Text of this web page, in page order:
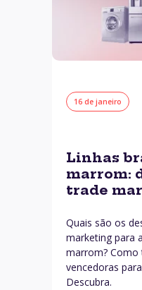
16 de janeiro
Linhas
marrom:
trade
Quais são os
marketing para
marrom? Como
vencedoras
Descubra.